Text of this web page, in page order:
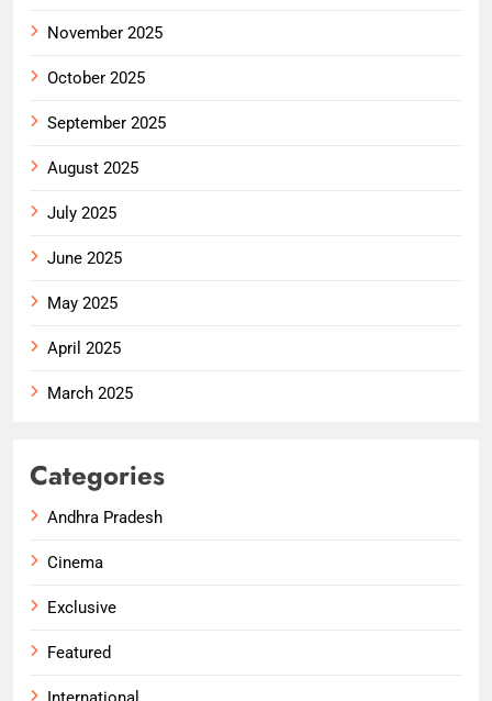
November 2025
October 2025
September 2025
August 2025
July 2025
June 2025
May 2025
April 2025
March 2025
Categories
Andhra Pradesh
Cinema
Exclusive
Featured